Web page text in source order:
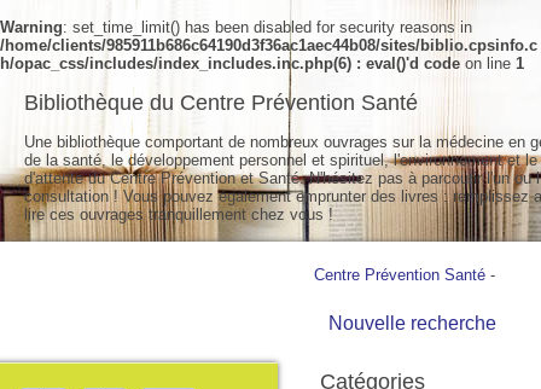
Warning: set_time_limit() has been disabled for security reasons in
/home/clients/985911b686c64190d3f36ac1aec44b08/sites/biblio.cpsinfo.c
h/opac_css/includes/index_includes.inc.php(6) : eval()'d code on line 1
Centre Prévention Santé -
Nouvelle recherche
Catégories
Bibliothèque du Centre Prévention Santé
Une bibliothèque comportant de nombreux ouvrages sur la médecine en
de la santé, le développement personnel et spirituel, l'environnement et
d'attente du Centre Prévention et Santé. N'hésitez pas à parcourir l'un
consultation ! Vous pouvez également emprunter des livres : remplissez
lire ces ouvrages tranquillement chez vous !